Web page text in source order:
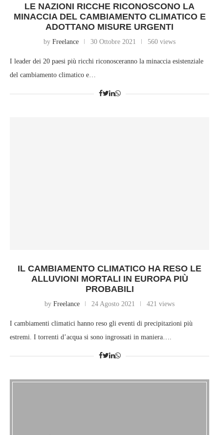
LE NAZIONI RICCHE RICONOSCONO LA
MINACCIA DEL CAMBIAMENTO CLIMATICO E
ADOTTANO MISURE URGENTI
by Freelance 30 Ottobre 2021 560 views
I leader dei 20 paesi più ricchi riconosceranno la minaccia esistenziale
del cambiamento climatico e…
IL CAMBIAMENTO CLIMATICO HA RESO LE
ALLUVIONI MORTALI IN EUROPA PIÙ
PROBABILI
by Freelance 24 Agosto 2021 421 views
I cambiamenti climatici hanno reso gli eventi di precipitazioni più
estremi. I torrenti d’acqua si sono ingrossati in maniera….